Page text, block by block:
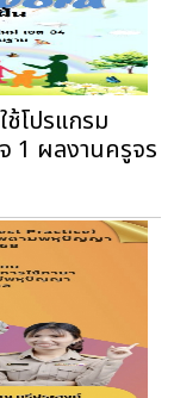
ช้โปรแกรม
1 ผลงานครูจร